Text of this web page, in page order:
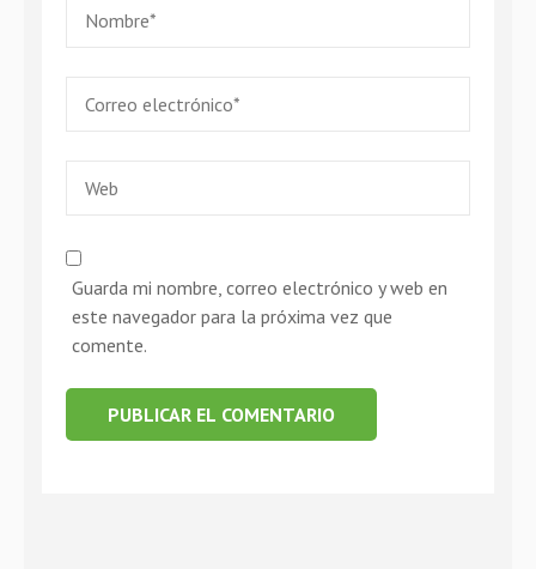
electrónico*
Guarda mi nombre, correo electrónico y web en
este navegador para la próxima vez que
comente.